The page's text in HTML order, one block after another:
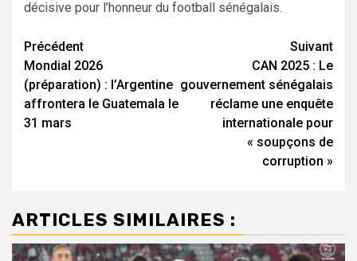
décisive pour l’honneur du football sénégalais.
Navigation
d’article
Précédent
Mondial 2026
(préparation) : l’Argentine
affrontera le Guatemala le
31 mars
Suivant
CAN 2025 : Le
gouvernement sénégalais
réclame une enquête
internationale pour
« soupçons de
corruption »
ARTICLES SIMILAIRES :